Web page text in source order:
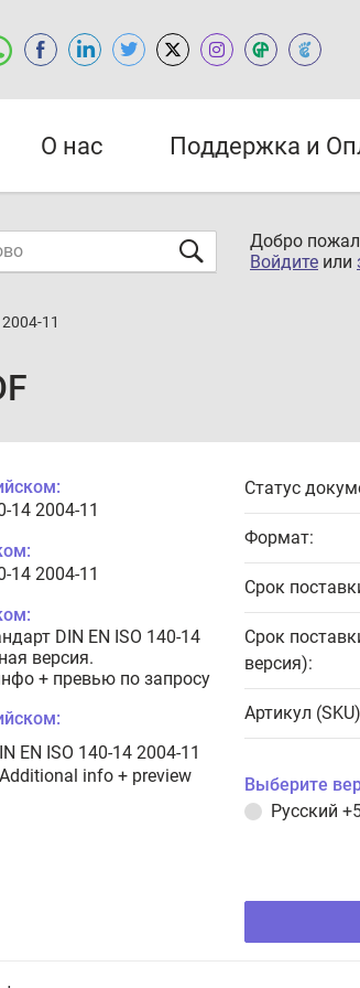
О нас Поддержка и
Добро
Войдите или
11
14 2004-11
14 2004-11
DIN EN ISO 140-14
версия.
+ превью по запросу
EN ISO 140-14 2004-11
info + preview
Статус
Формат:
Срок
Срок
версия):
Артикул
Выберите
Русский